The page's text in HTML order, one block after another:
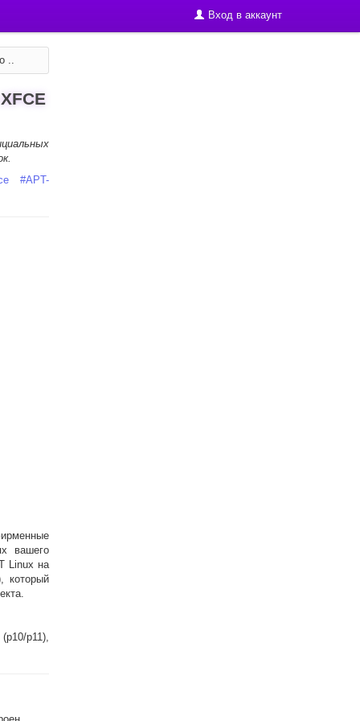
Вход в аккаунт
..
#APT-
вашего
Linux на
который
p11),